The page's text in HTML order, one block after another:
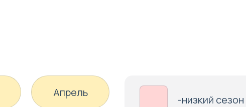
Апрель
-низкий сезон